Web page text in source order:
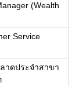
(Wealth
Service
าดประจำสาขา